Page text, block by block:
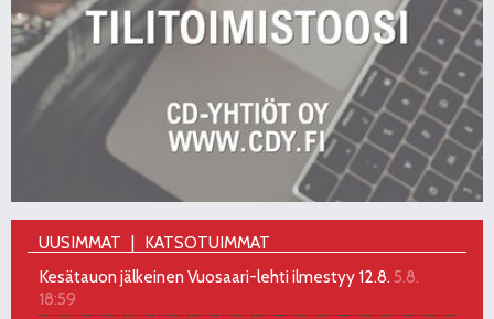
UUSIMMAT
KATSOTUIMMAT
Kesätauon jälkeinen Vuosaari-lehti ilmestyy 12.8. 5.8.
18:59